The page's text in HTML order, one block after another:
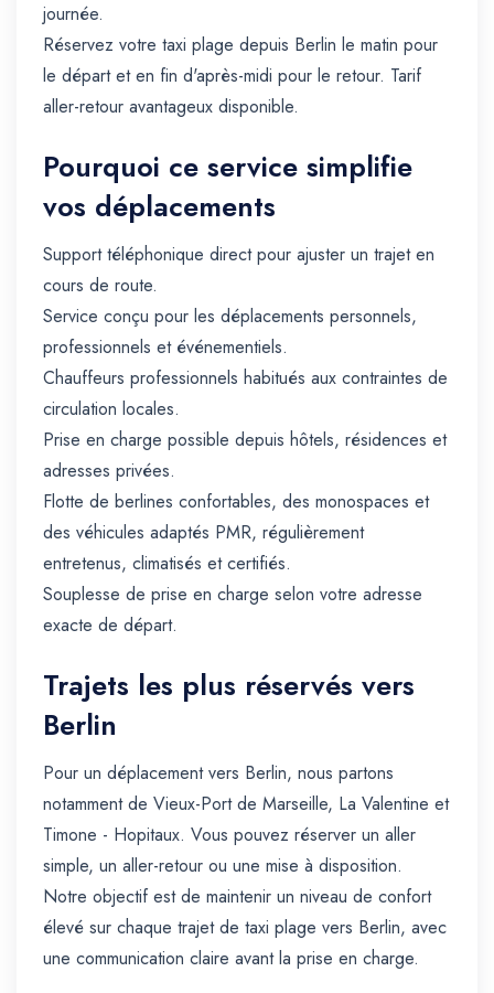
journée.
Réservez votre taxi plage depuis Berlin le matin pour
le départ et en fin d'après-midi pour le retour. Tarif
aller-retour avantageux disponible.
Pourquoi ce service simplifie
vos déplacements
Support téléphonique direct pour ajuster un trajet en
cours de route.
Service conçu pour les déplacements personnels,
professionnels et événementiels.
Chauffeurs professionnels habitués aux contraintes de
circulation locales.
Prise en charge possible depuis hôtels, résidences et
adresses privées.
Flotte de berlines confortables, des monospaces et
des véhicules adaptés PMR, régulièrement
entretenus, climatisés et certifiés.
Souplesse de prise en charge selon votre adresse
exacte de départ.
Trajets les plus réservés vers
Berlin
Pour un déplacement vers Berlin, nous partons
notamment de Vieux-Port de Marseille, La Valentine et
Timone - Hopitaux. Vous pouvez réserver un aller
simple, un aller-retour ou une mise à disposition.
Notre objectif est de maintenir un niveau de confort
élevé sur chaque trajet de taxi plage vers Berlin, avec
une communication claire avant la prise en charge.